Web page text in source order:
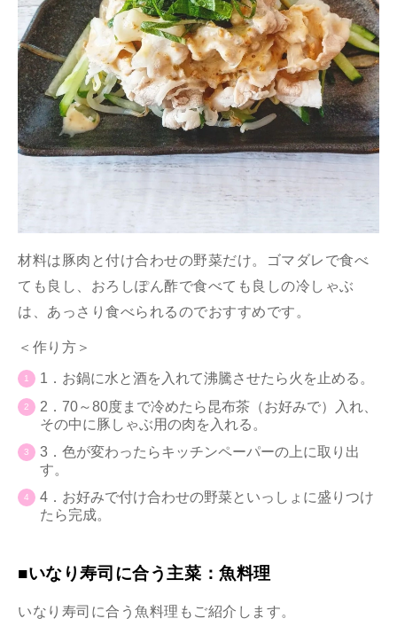
材料は豚肉と付け合わせの野菜だけ。ゴマダレで食べ
ても良し、おろしぽん酢で食べても良しの冷しゃぶ
は、あっさり食べられるのでおすすめです。
＜作り方＞
1．お鍋に水と酒を入れて沸騰させたら火を止める。
2．70～80度まで冷めたら昆布茶（お好みで）入れ、
その中に豚しゃぶ用の肉を入れる。
3．色が変わったらキッチンペーパーの上に取り出
す。
4．お好みで付け合わせの野菜といっしょに盛りつけ
たら完成。
■いなり寿司に合う主菜：魚料理
いなり寿司に合う魚料理もご紹介します。